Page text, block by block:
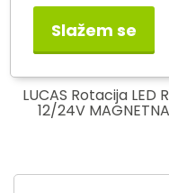
LUCAS Rotacija LED
12/24V MAGNETNA
Slažem se